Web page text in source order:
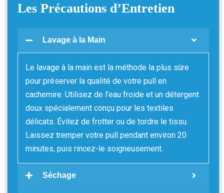
Les Précautions d’Entretien
Lavage à la Main
Le lavage à la main est la méthode la plus sûre
pour préserver la qualité de votre pull en
cachemire. Utilisez de l’eau froide et un détergent
doux spécialement conçu pour les textiles
délicats. Évitez de frotter ou de tordre le tissu.
Laissez tremper votre pull pendant environ 20
minutes, puis rincez-le soigneusement.
Séchage